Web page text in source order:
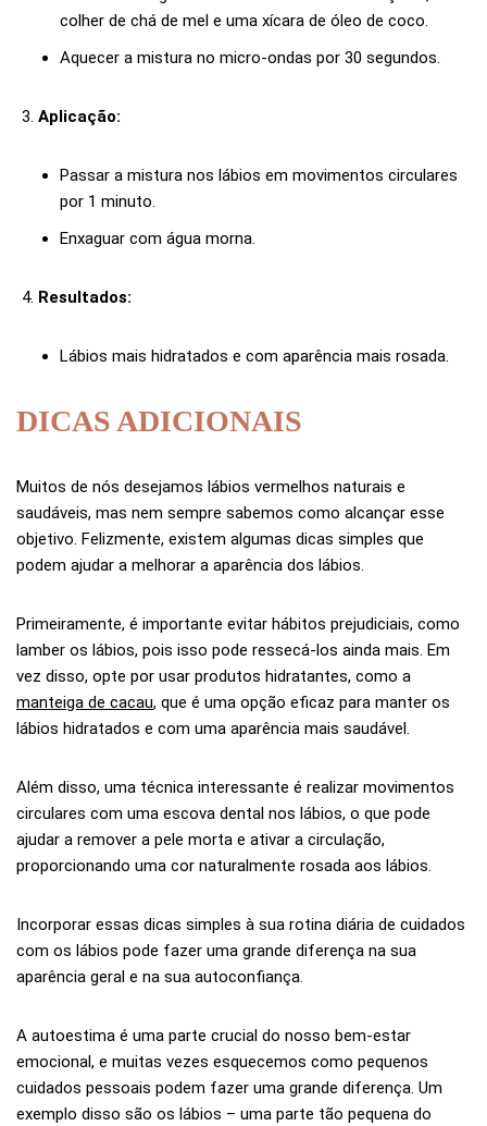
colher de chá de mel e uma xícara de óleo de coco.
Aquecer a mistura no micro-ondas por 30 segundos.
Aplicação:
Passar a mistura nos lábios em movimentos circulares
por 1 minuto.
Enxaguar com água morna.
Resultados:
Lábios mais hidratados e com aparência mais rosada.
DICAS ADICIONAIS
Muitos de nós desejamos lábios vermelhos naturais e
saudáveis, mas nem sempre sabemos como alcançar esse
objetivo. Felizmente, existem algumas dicas simples que
podem ajudar a melhorar a aparência dos lábios.
Primeiramente, é importante evitar hábitos prejudiciais, como
lamber os lábios, pois isso pode ressecá-los ainda mais. Em
vez disso, opte por usar produtos hidratantes, como a
manteiga de cacau, que é uma opção eficaz para manter os
lábios hidratados e com uma aparência mais saudável.
Além disso, uma técnica interessante é realizar movimentos
circulares com uma escova dental nos lábios, o que pode
ajudar a remover a pele morta e ativar a circulação,
proporcionando uma cor naturalmente rosada aos lábios.
Incorporar essas dicas simples à sua rotina diária de cuidados
com os lábios pode fazer uma grande diferença na sua
aparência geral e na sua autoconfiança.
A autoestima é uma parte crucial do nosso bem-estar
emocional, e muitas vezes esquecemos como pequenos
cuidados pessoais podem fazer uma grande diferença. Um
exemplo disso são os lábios – uma parte tão pequena do